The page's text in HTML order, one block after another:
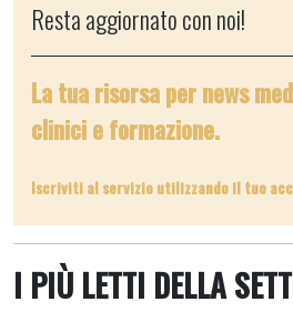
Resta aggiornato con noi!
La tua risorsa per news
clinici e formazione.
Iscriviti al servizio utilizzando il tuo
I PIÙ LETTI DELLA